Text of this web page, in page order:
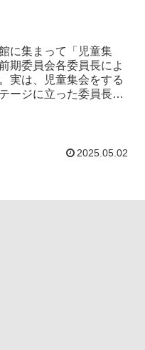
に集まって「児童集
期委員会各委員長によ
実は、児童集会をする
ージに立った委員長の
2025.05.02